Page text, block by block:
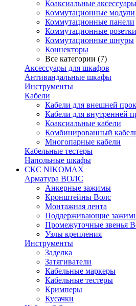
Коаксиальные аксессуары
Коммутационные модули
Коммутационные панели
Коммутационные
Коммутационные шнуры
Коннекторы
Все категории (7)
Аксессуары для шкафов
Антивандальные шкафы
Инструменты
Кабели
Кабели для внешней
Кабели для внутренней
Коаксиальные кабели
Комбинированный
Многопарные кабели
Кабельные тестеры
Напольные шкафы
СКС NIKOMAX
Арматура ВОЛС
Анкерные зажимы
Кронштейны Волс
Монтажная лента
Поддерживающие
Промежуточные звенья
Узлы крепления
Инструменты
Заделка
Затягиватели
Кабельные маркеры
Кабельные тестеры
Кримперы
Кусачки